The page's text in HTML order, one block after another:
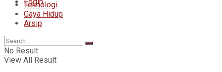
Teknologi
Gaya Hidup
Arsip
No Result
View All Result